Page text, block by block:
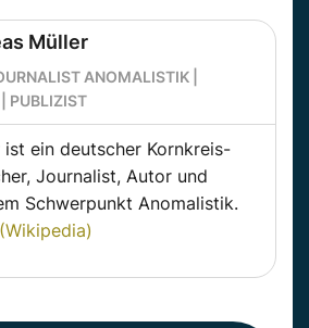
Müller
ANOMALISTIK |
PUBLIZIST
ist ein deutscher Kornkreis-
Journalist, Autor und
Schwerpunkt Anomalistik.